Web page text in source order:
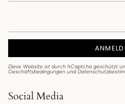
Diese Website ist durch hCaptcha geschützt
Geschäftsbedingungen und
Social Media